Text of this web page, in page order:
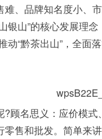
、品牌知名度小、
银山”的核心发展理
动“黔茶出山”，全面
名思义：应价模式
售和批发。简单来